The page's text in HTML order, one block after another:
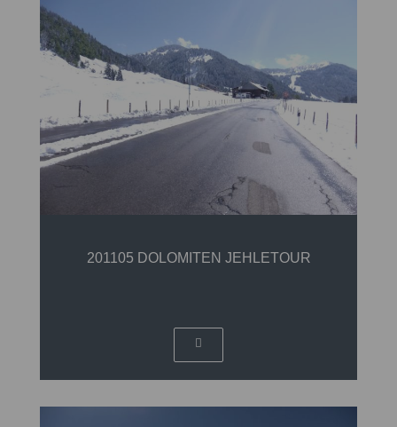
201105 DOLOMITEN JEHLETOUR